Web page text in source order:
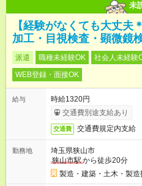
未
【経験がなくても大丈夫
加工・目視検査・顕微鏡
派遣 職種未経験OK 社会人未経験
WEB登録・面接OK
給与
時給1320円
交通費別途支給あり
交通費 交通費規定内支給
勤務地
埼玉県狭山市
狭山市駅から徒歩20分
製造・建築・土木・製造